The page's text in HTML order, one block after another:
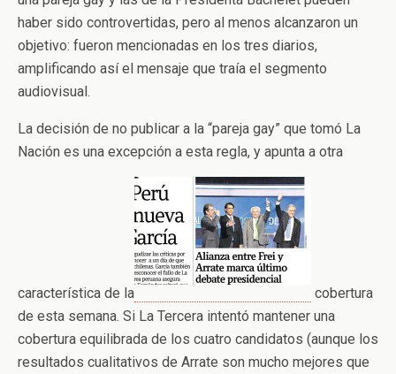
haber sido controvertidas, pero al menos alcanzaron un
objetivo: fueron mencionadas en los tres diarios,
amplificando así el mensaje que traía el segmento
audiovisual.
La decisión de no publicar a la “pareja gay” que tomó La
Nación es una excepción a esta regla, y apunta a otra
característica de la
cobertura
de esta semana. Si La Tercera intentó mantener una
cobertura equilibrada de los cuatro candidatos (aunque los
resultados cualitativos de Arrate son mucho mejores que